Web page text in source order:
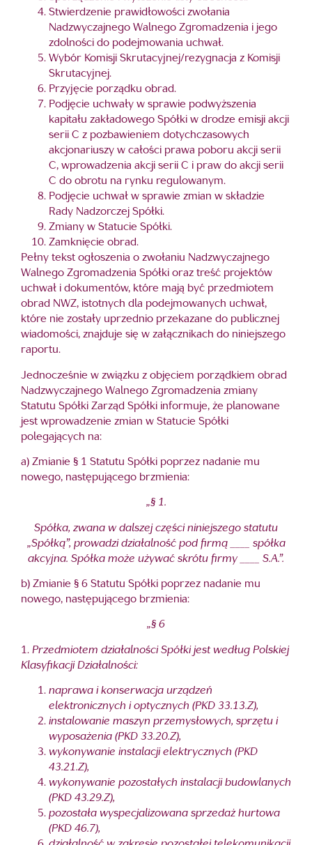
Stwierdzenie prawidłowości zwołania
Nadzwyczajnego Walnego Zgromadzenia i jego
zdolności do podejmowania uchwał.
Wybór Komisji Skrutacyjnej/rezygnacja z Komisji
Skrutacyjnej.
Przyjęcie porządku obrad.
Podjęcie uchwały w sprawie podwyższenia
kapitału zakładowego Spółki w drodze emisji akcji
serii C z pozbawieniem dotychczasowych
akcjonariuszy w całości prawa poboru akcji serii
C, wprowadzenia akcji serii C i praw do akcji serii
C do obrotu na rynku regulowanym.
Podjęcie uchwał w sprawie zmian w składzie
Rady Nadzorczej Spółki.
Zmiany w Statucie Spółki.
Zamknięcie obrad.
Pełny tekst ogłoszenia o zwołaniu Nadzwyczajnego
Walnego Zgromadzenia Spółki oraz treść projektów
uchwał i dokumentów, które mają być przedmiotem
obrad NWZ, istotnych dla podejmowanych uchwał,
które nie zostały uprzednio przekazane do publicznej
wiadomości, znajduje się w załącznikach do niniejszego
raportu.
Jednocześnie w związku z objęciem porządkiem obrad
Nadzwyczajnego Walnego Zgromadzenia zmiany
Statutu Spółki Zarząd Spółki informuje, że planowane
jest wprowadzenie zmian w Statucie Spółki
polegających na:
a) Zmianie § 1 Statutu Spółki poprzez nadanie mu
nowego, następującego brzmienia:
„§ 1.
Spółka, zwana w dalszej części niniejszego statutu
„Spółką”, prowadzi działalność pod firmą
spółka
akcyjna. Spółka może używać skrótu firmy ____ S.A.”.
b) Zmianie § 6 Statutu Spółki poprzez nadanie mu
nowego, następującego brzmienia:
„§ 6
1. Przedmiotem działalności Spółki jest według Polskiej
Klasyfikacji Działalności:
naprawa i konserwacja urządzeń
elektronicznych i optycznych (PKD 33.13.Z),
instalowanie maszyn przemysłowych, sprzętu i
wyposażenia (PKD 33.20.Z),
wykonywanie instalacji elektrycznych (PKD
43.21.Z),
wykonywanie pozostałych instalacji budowlanych
(PKD 43.29.Z),
pozostała wyspecjalizowana sprzedaż hurtowa
(PKD 46.7),